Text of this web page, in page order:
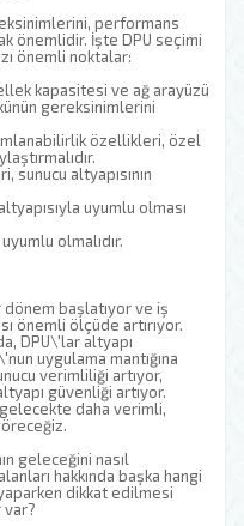
performans
önemlidir. İşte DPU seçimi
önemli noktalar:
kapasitesi ve ağ arayüzü
gereksinimlerini
özellikleri, özel
sunucu altyapısının
uyumlu olması
olmalıdır.
dönem başlatıyor ve iş
önemli ölçüde artırıyor.
DPU\'lar altyapı
uygulama mantığına
verimliliği artıyor,
güvenliği artıyor.
daha verimli,
geleceğini nasıl
hakkında başka hangi
dikkat edilmesi
var?